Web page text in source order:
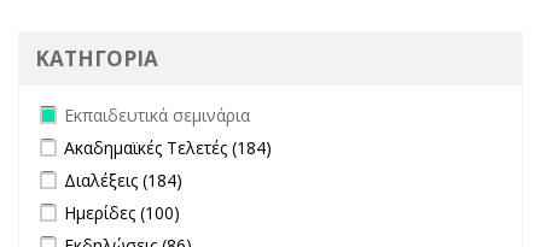
ΚΑΤΗΓΟΡΙΑ
Remove Εκπαιδευτικά σεμινάρια filter
Εκπαιδευτικά σεμινάρια
Apply Ακαδημαϊκές Τελετές filter
Ακαδημαϊκές Τελετές (184)
Apply Διαλέξεις filter
Διαλέξεις (184)
Apply Ημερίδες filter
Ημερίδες (100)
Apply Εκδηλώσεις filter